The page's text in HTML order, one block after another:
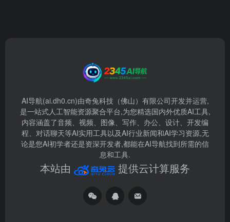
AI导航(ai.dh0.cn)由奇兔科技（佛山）有限公司开发并运营,
是一站式人工智能资源聚合平台,为您精选国内外优质AI工具,
内容涵盖了音频、视频、图像、写作、办公、设计、开发编
程、对话聊天等AI实用工具以及AI行业新闻和AI学习资源,无
论是您AI初学者还是资深开发者,都能在AI导航找到所需的信
息和工具.
本站由 提供云计算服务